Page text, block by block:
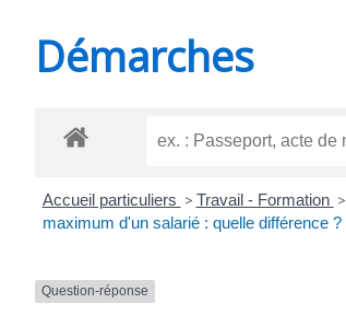
Démarches
Accueil particuliers > Travail - Formation >
maximum d'un salarié : quelle différence ?
Question-réponse